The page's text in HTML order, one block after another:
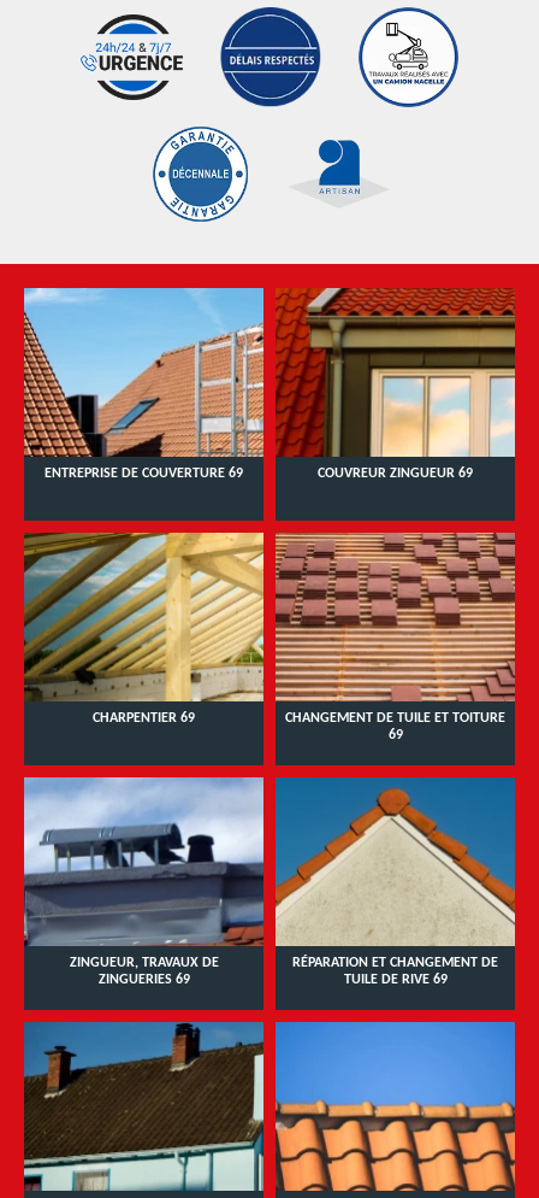
ENTREPRISE DE COUVERTURE 69 COUVREUR ZINGUEUR 69
CHARPENTIER 69
CHANGEMENT DE TUILE ET TOITURE
69
ZINGUEUR, TRAVAUX DE
ZINGUERIES 69
RÉPARATION ET CHANGEMENT DE
TUILE DE RIVE 69